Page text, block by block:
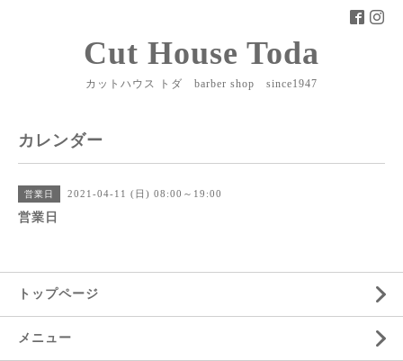
Cut House Toda
カットハウス トダ barber shop since1947
カレンダー
営業日 2021-04-11 (日) 08:00～19:00
営業日
トップページ
メニュー